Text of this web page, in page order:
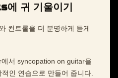
귀 기울이기
컨트롤을 더 분명하게 듣게
서 syncopation on guitar을
인 연습으로 만들어 줍니다.